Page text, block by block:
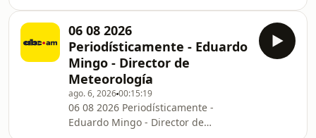
06 08 2026
Periodísticamente - Eduardo
Mingo - Director de
Meteorología
ago. 6, 202600:15:19
06 08 2026 Periodísticamente -
Eduardo Mingo - Director de